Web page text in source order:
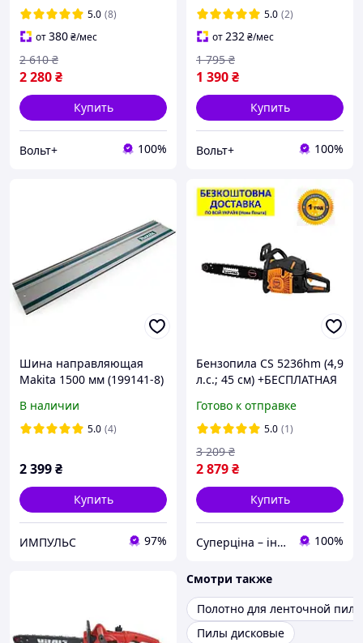
5.0 (8)
от380₴/мес
2 280₴
2 610 ₴
Купить
Вольт+ 100%
5.0 (2)
от232₴/мес
1 390₴
1 795 ₴
Купить
Вольт+ 100%
Шина направляющая
Makita 1500 мм (199141-8)
В наличии
5.0 (4)
2 399₴
Купить
ИМПУЛЬС 97%
Бензопила CS 5236hm (4,9
л.с.; 45 см) +БЕСПЛАТНАЯ
54153
Готово к отправке
5.0 (1)
2 879₴
3 209 ₴
Купить
Суперціна – інтернет-магазин: supertsena.com.ua 100%
Смотри также
Полотно для ленточной пилы
Пилы дисковые